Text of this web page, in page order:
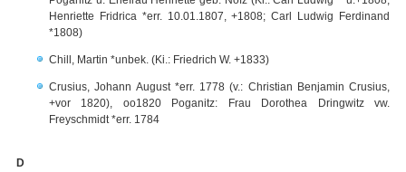
Henriette Fridrica *err. 10.01.1807, +1808; Carl Ludwig Ferdinand
*1808)
Chill, Martin *unbek. (Ki.: Friedrich W. +1833)
Crusius, Johann August *err. 1778 (v.: Christian Benjamin Crusius,
+vor 1820), oo1820 Poganitz: Frau Dorothea Dringwitz vw.
Freyschmidt *err. 1784
D